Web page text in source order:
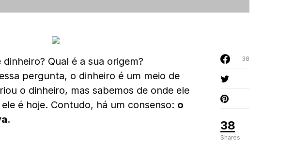
38
Shares
38
Qual é a sua origem?
pergunta, o dinheiro é um meio de
o dinheiro, mas sabemos de onde ele
é hoje. Contudo, há um consenso: o